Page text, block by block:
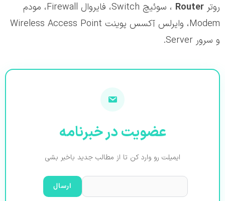
روتر Router
، سوئیچ Switch، فایروال Firewall، مودم
Modem، وایرلس آکسس پوینت Wireless Access Point
و سرور Server.
عضویت در خبرنامه
ایمیلت رو وارد کن تا از مطالب جدید باخبر بشی